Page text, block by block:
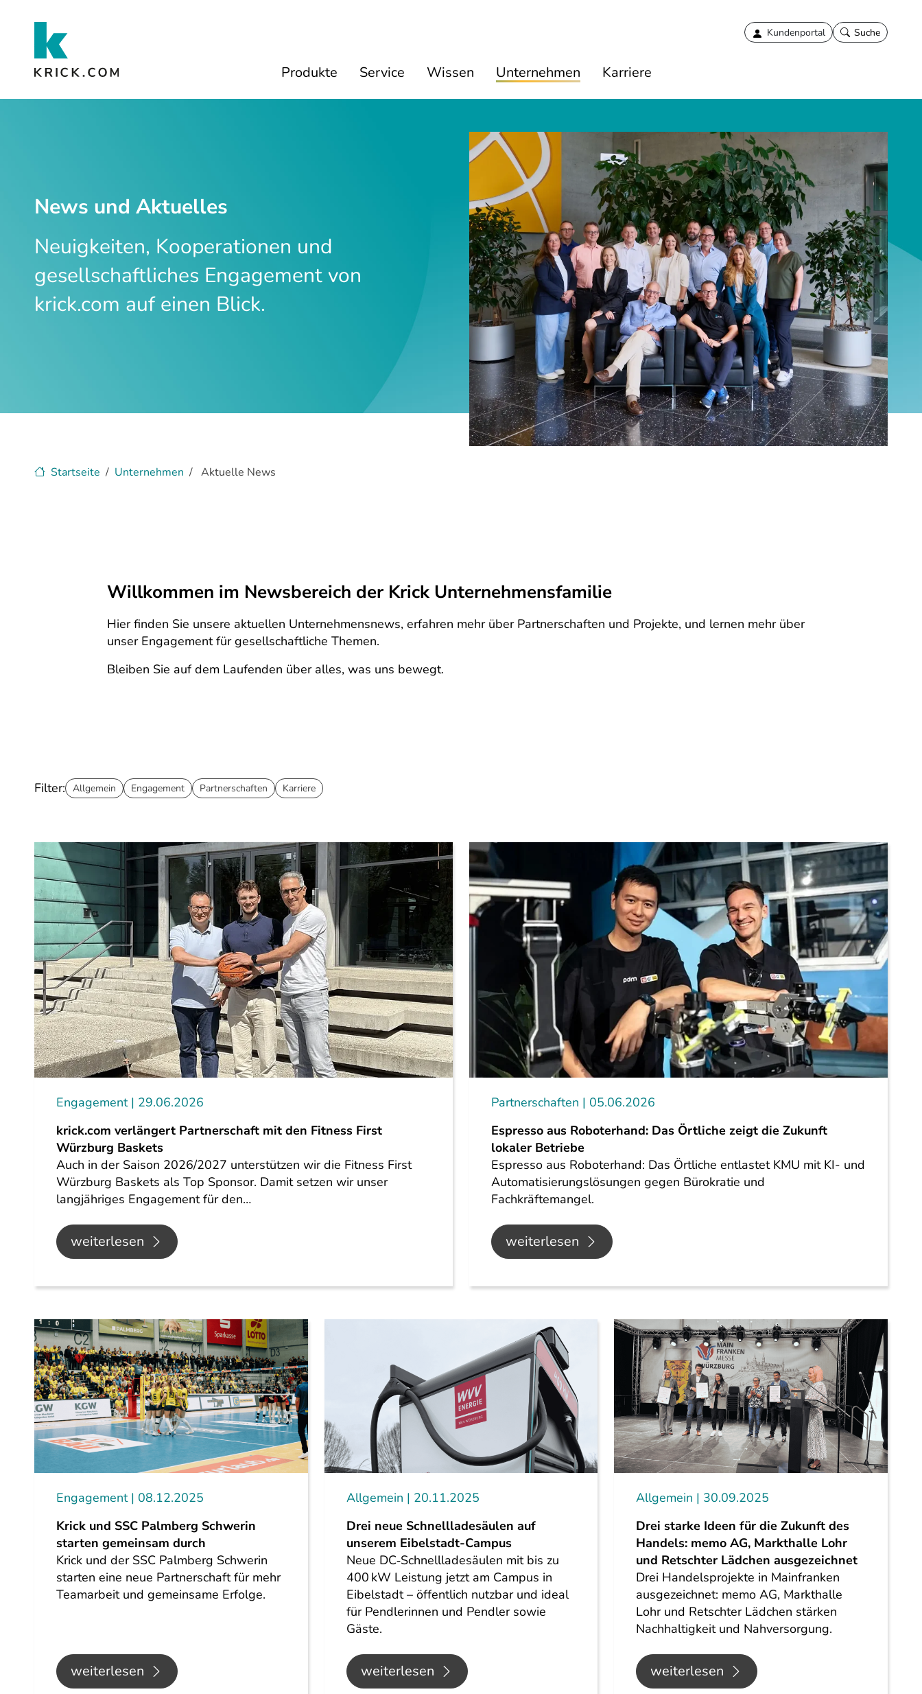
Kundenportal Suche
Produkte Service Wissen Unternehmen Karriere
News und Aktuelles
Neuigkeiten, Kooperationen und
gesellschaftliches Engagement von
krick.com auf einen Blick.
Startseite Unternehmen Aktuelle News
Willkommen im Newsbereich der Krick Unternehmensfamilie
Hier finden Sie unsere aktuellen Unternehmensnews, erfahren mehr über Partnerschaften und Projekte, und lernen mehr über
unser Engagement für gesellschaftliche Themen.
Bleiben Sie auf dem Laufenden über alles, was uns bewegt.
Filter: Allgemein Engagement Partnerschaften Karriere
Engagement
29.06.2026
krick.com verlängert Partnerschaft mit den Fitness First
Würzburg Baskets
Auch in der Saison 2026/2027 unterstützen wir die Fitness First
Würzburg Baskets als Top Sponsor. Damit setzen wir unser
langjähriges Engagement für den…
weiterlesen
Partnerschaften
05.06.2026
Espresso aus Roboterhand: Das Örtliche zeigt die Zukunft
lokaler Betriebe
Espresso aus Roboterhand: Das Örtliche entlastet KMU mit KI- und
Automatisierungslösungen gegen Bürokratie und
Fachkräftemangel.
weiterlesen
Engagement
08.12.2025
Krick und SSC Palmberg Schwerin
starten gemeinsam durch
Krick und der SSC Palmberg Schwerin
starten eine neue Partnerschaft für mehr
Teamarbeit und gemeinsame Erfolge.
weiterlesen
Allgemein
20.11.2025
Drei neue Schnellladesäulen auf
unserem Eibelstadt-Campus
Neue DC‑Schnellladesäulen mit bis zu
400 kW Leistung jetzt am Campus in
Eibelstadt – öffentlich nutzbar und ideal
für Pendlerinnen und Pendler sowie
Gäste.
weiterlesen
Allgemein
30.09.2025
Drei starke Ideen für die Zukunft des
Handels: memo AG, Markthalle Lohr
und Retschter Lädchen ausgezeichnet
Drei Handelsprojekte in Mainfranken
ausgezeichnet: memo AG, Markthalle
Lohr und Retschter Lädchen stärken
Nachhaltigkeit und Nahversorgung.
weiterlesen